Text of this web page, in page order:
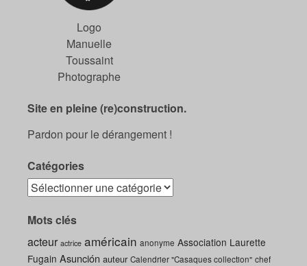
Logo
Manuelle
Toussaint
Photographe
Site en pleine (re)construction.
Pardon pour le dérangement !
Catégories
Mots clés
acteur actrice américain anonyme Association Laurette
Fugain Asunción auteur Calendrier "Casaques collection" chef